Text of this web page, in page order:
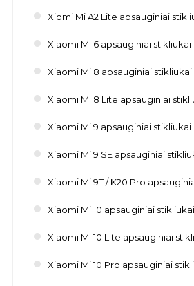
Xiomi Mi A2 Lite apsauginiai
Xiaomi Mi 6 apsauginiai stikliukai
Xiaomi Mi 8 apsauginiai stikliukai
Xiaomi Mi 8 Lite apsauginiai
Xiaomi Mi 9 apsauginiai stikliukai
Xiaomi Mi 9 SE apsauginiai
Xiaomi Mi 9T / K20 Pro
Xiaomi Mi 10 apsauginiai stikliukai
Xiaomi Mi 10 Lite apsauginiai
Xiaomi Mi 10 Pro apsauginiai